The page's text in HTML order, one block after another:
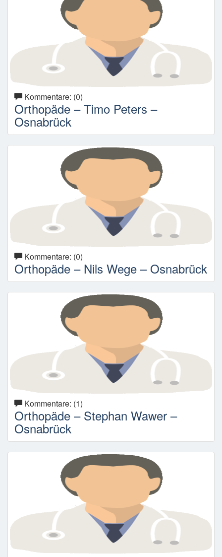
Kommentare: (0)
Orthopäde – Timo Peters –
Osnabrück
Kommentare: (0)
Orthopäde – Nils Wege – Osnabrück
Kommentare: (1)
Orthopäde – Stephan Wawer –
Osnabrück